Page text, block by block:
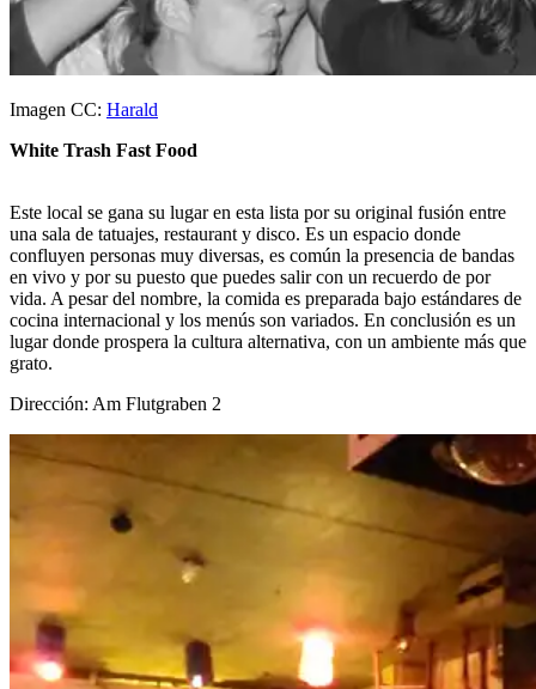
Imagen CC: Harald
White Trash Fast Food
Este local se gana su lugar en esta lista por su original fusión entre
una sala de tatuajes, restaurant y disco. Es un espacio donde
confluyen personas muy diversas, es común la presencia de bandas
en vivo y por su puesto que puedes salir con un recuerdo de por
vida. A pesar del nombre, la comida es preparada bajo estándares de
cocina internacional y los menús son variados. En conclusión es un
lugar donde prospera la cultura alternativa, con un ambiente más que
grato.
Dirección: Am Flutgraben 2